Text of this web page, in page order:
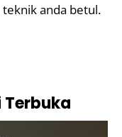
teknik anda betul.
Terbuka